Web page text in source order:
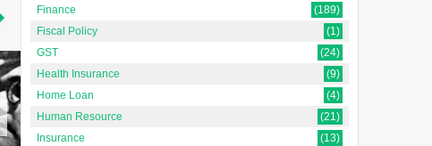
Finance
(189)
Fiscal Policy
(1)
GST
(24)
Health Insurance
(9)
Home Loan
(4)
Human Resource
(21)
Insurance
(13)